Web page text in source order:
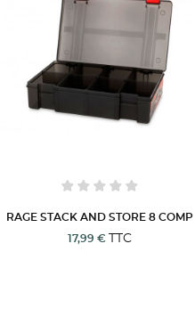
RAGE STACK AND STORE 8 COMP
17,99 €
TTC
((cancelText))
Annuler
Annuler